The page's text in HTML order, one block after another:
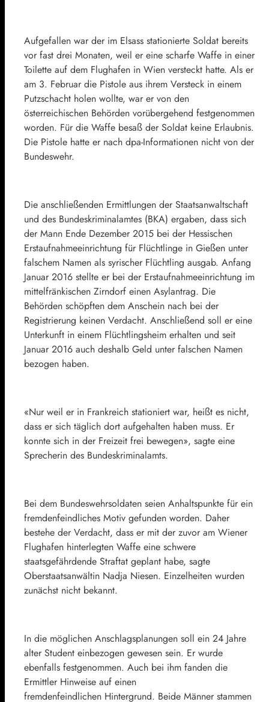
Aufgefallen war der im Elsass stationierte Soldat bereits
vor fast drei Monaten, weil er eine scharfe Waffe in einer
Toilette auf dem Flughafen in Wien versteckt hatte. Als er
am 3. Februar die Pistole aus ihrem Versteck in einem
Putzschacht holen wollte, war er von den
österreichischen Behörden vorübergehend festgenommen
worden. Für die Waffe besaß der Soldat keine Erlaubnis.
Die Pistole hatte er nach dpa-Informationen nicht von der
Bundeswehr.
Die anschließenden Ermittlungen der Staatsanwaltschaft
und des Bundeskriminalamtes (BKA) ergaben, dass sich
der Mann Ende Dezember 2015 bei der Hessischen
Erstaufnahmeeinrichtung für Flüchtlinge in Gießen unter
falschem Namen als syrischer Flüchtling ausgab. Anfang
Januar 2016 stellte er bei der Erstaufnahmeeinrichtung im
mittelfränkischen Zirndorf einen Asylantrag. Die
Behörden schöpften dem Anschein nach bei der
Registrierung keinen Verdacht. Anschließend soll er eine
Unterkunft in einem Flüchtlingsheim erhalten und seit
Januar 2016 auch deshalb Geld unter falschen Namen
bezogen haben.
«Nur weil er in Frankreich stationiert war, heißt es nicht,
dass er sich täglich dort aufgehalten haben muss. Er
konnte sich in der Freizeit frei bewegen», sagte eine
Sprecherin des Bundeskriminalamts.
Bei dem Bundeswehrsoldaten seien Anhaltspunkte für ein
fremdenfeindliches Motiv gefunden worden. Daher
bestehe der Verdacht, dass er mit der zuvor am Wiener
Flughafen hinterlegten Waffe eine schwere
staatsgefährdende Straftat geplant habe, sagte
Oberstaatsanwältin Nadja Niesen. Einzelheiten wurden
zunächst nicht bekannt.
In die möglichen Anschlagsplanungen soll ein 24 Jahre
alter Student einbezogen gewesen sein. Er wurde
ebenfalls festgenommen. Auch bei ihm fanden die
Ermittler Hinweise auf einen
fremdenfeindlichen Hintergrund. Beide Männer stammen